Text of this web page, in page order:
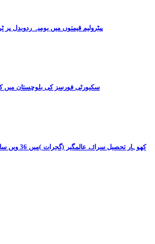
پیٹرولیم قیمتوں میں یومیہ ردوبدل پر
سکیورٹی فورسز کی بلوچستان میں کارروائیاں، 12